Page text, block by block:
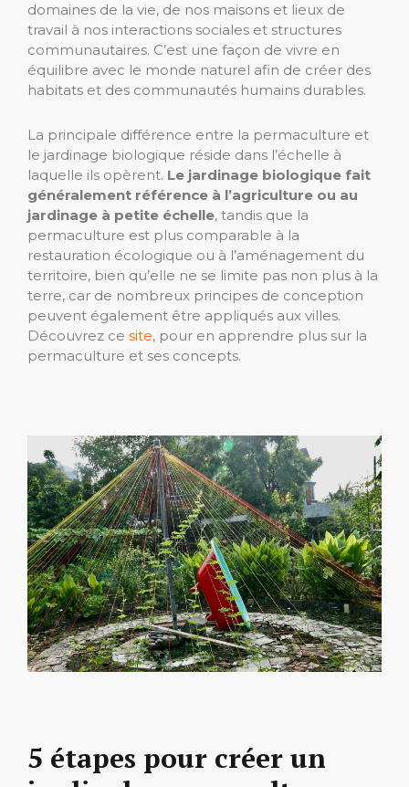
domaines de la vie, de nos maisons et lieux de
travail à nos interactions sociales et structures
communautaires. C’est une façon de vivre en
équilibre avec le monde naturel afin de créer des
habitats et des communautés humains durables.
La principale différence entre la permaculture et
le jardinage biologique réside dans l’échelle à
laquelle ils opèrent. Le jardinage biologique fait
généralement référence à l’agriculture ou au
jardinage à petite échelle, tandis que la
permaculture est plus comparable à la
restauration écologique ou à l’aménagement du
territoire, bien qu’elle ne se limite pas non plus à la
terre, car de nombreux principes de conception
peuvent également être appliqués aux villes.
Découvrez ce site, pour en apprendre plus sur la
permaculture et ses concepts.
5 étapes pour créer un